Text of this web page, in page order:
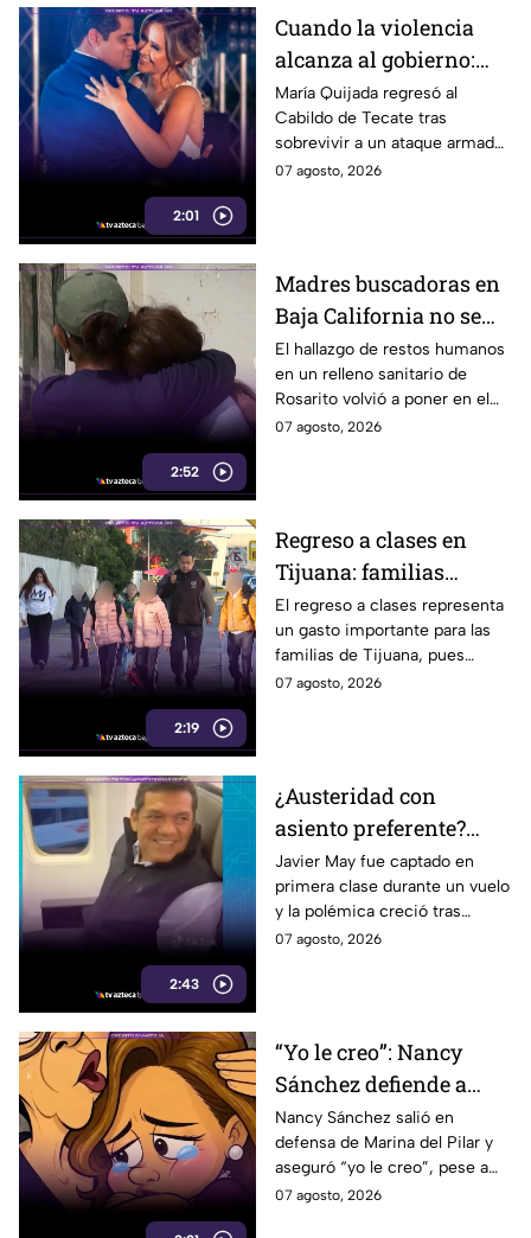
2:01
Cuando la violencia
alcanza al gobierno:
regidora de Tecate
vuelve al Cabildo tras
sobrevivir a un ataque
armado
María Quijada regresó al
Cabildo de Tecate tras
sobrevivir a un ataque armado
en el que murió su esposo y
07 agosto, 2026
2:52
Madres buscadoras en
Baja California no se
detienen: hallazgo de
restos humanos
reaviva la
preocupación
El hallazgo de restos humanos
en un relleno sanitario de
Rosarito volvió a poner en el
centro la labor de las madres
07 agosto, 2026
2:19
Regreso a clases en
Tijuana: familias
podrían gastar hasta 5
mil pesos en uniformes
y calzado
El regreso a clases representa
un gasto importante para las
familias de Tijuana, pues
uniformes y calzado pueden
07 agosto, 2026
2:43
¿Austeridad con
asiento preferente?
Captan a Javier May
sonriente en primera
clase y Morena le “jala
las orejas”
Javier May fue captado en
primera clase durante un vuelo
y la polémica creció tras
imágenes de un presunto reloj
07 agosto, 2026
“Yo le creo”: Nancy
Sánchez defiende a
Marina del Pilar como
si fuera su hija pese a
polémicas
Nancy Sánchez salió en
defensa de Marina del Pilar y
aseguró “yo le creo”, pese a
los audios filtrados y las
07 agosto, 2026